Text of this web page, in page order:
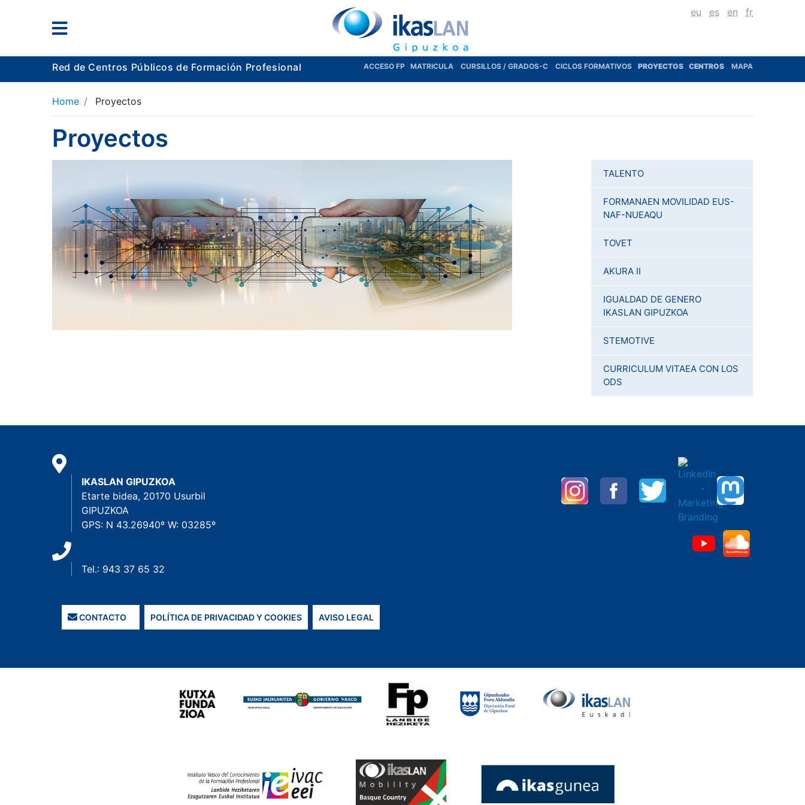
eu es en fr
Red de Centros Públicos de Formación Profesional ACCESO FP MATRICULA CURSILLOS / GRADOS-C CICLOS FORMATIVOS PROYECTOS CENTROS MAPA
Home Proyectos
Proyectos
TALENTO
FORMANAEN MOVILIDAD EUS-
NAF-NUEAQU
TOVET
AKURA II
IGUALDAD DE GENERO
IKASLAN GIPUZKOA
STEMOTIVE
CURRICULUM VITAEA CON LOS
ODS
IKASLAN GIPUZKOA
Etarte bidea, 20170 Usurbil
GIPUZKOA
GPS: N 43.26940º W: 03285º
Tel.: 943 37 65 32
CONTACTO POLÍTICA DE PRIVACIDAD Y COOKIES AVISO LEGAL